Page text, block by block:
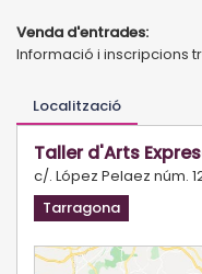
Venda d'entrades:
Informació i inscripcions
Localització
Taller d'Arts
c/. López Pelaez núm.
Tarragona